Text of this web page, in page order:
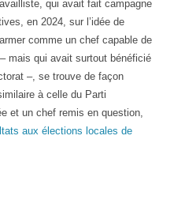
qui avait fait campagne
en 2024, sur l’idée de
comme un chef capable de
mais qui avait surtout bénéficié
–, se trouve de façon
à celle du Parti
et un chef remis en question,
aux élections locales de